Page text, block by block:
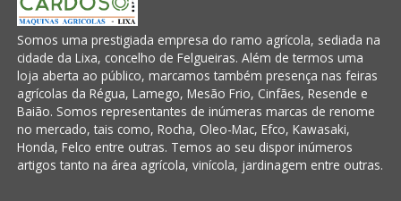
Somos uma prestigiada empresa do ramo agrícola, sediada na
cidade da Lixa, concelho de Felgueiras. Além de termos uma
loja aberta ao público, marcamos também presença nas feiras
agrícolas da Régua, Lamego, Mesão Frio, Cinfães, Resende e
Baião. Somos representantes de inúmeras marcas de renome
no mercado, tais como, Rocha, Oleo-Mac, Efco, Kawasaki,
Honda, Felco entre outras. Temos ao seu dispor inúmeros
artigos tanto na área agrícola, vinícola, jardinagem entre outras.